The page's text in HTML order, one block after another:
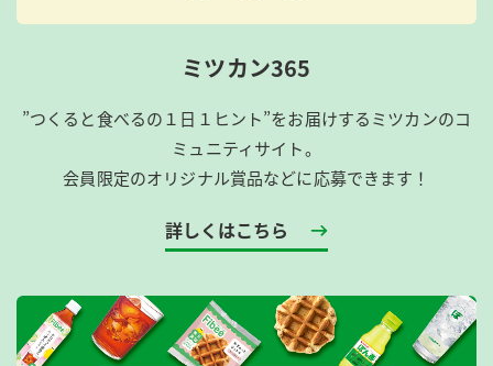
ミツカン365
”つくると食べるの１日１ヒント”をお届けするミツカンのコ
ミュニティサイト。
会員限定のオリジナル賞品などに応募できます！
詳しくはこちら